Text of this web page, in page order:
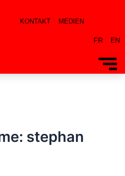
KONTAKT MEDIEN
FR EN
stephan